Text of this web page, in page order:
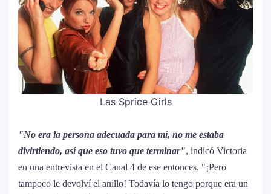
Grammy 2025
Las Sprice Girls
"No era la persona adecuada para mí, no me estaba
divirtiendo, así que eso tuvo que terminar", indicó Victoria
en una entrevista en el Canal 4 de ese entonces. "¡Pero
tampoco le devolví el anillo! Todavía lo tengo porque era un